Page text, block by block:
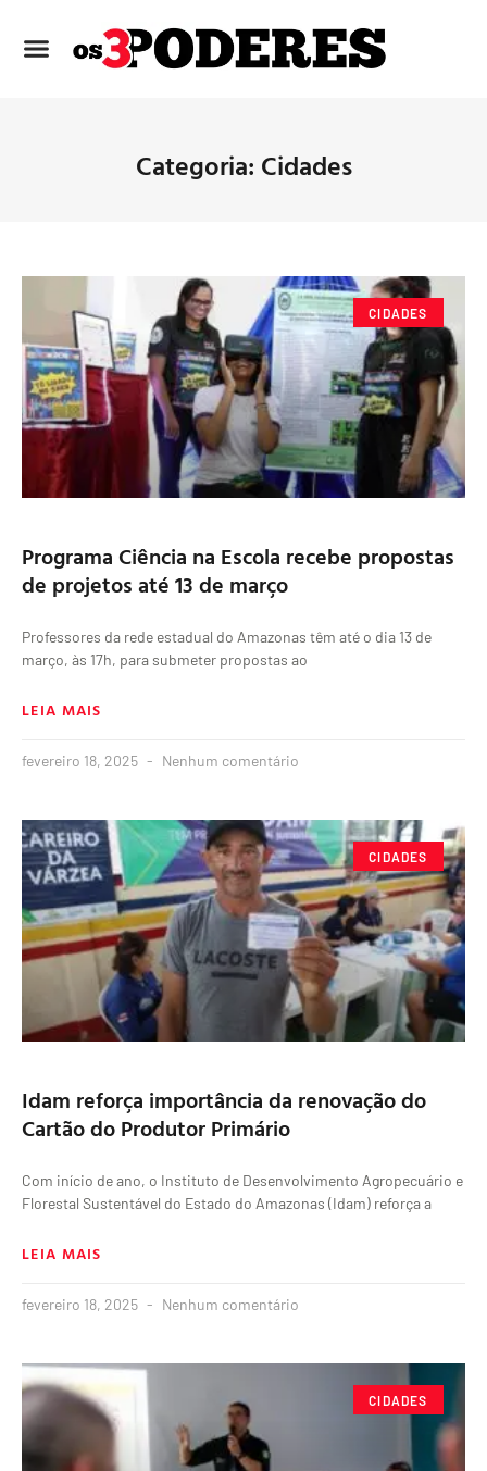
Categoria: Cidades
CIDADES
Programa Ciência na Escola recebe propostas
de projetos até 13 de março
Professores da rede estadual do Amazonas têm até o dia 13 de
março, às 17h, para submeter propostas ao
LEIA MAIS
fevereiro 18, 2025 Nenhum comentário
CIDADES
Idam reforça importância da renovação do
Cartão do Produtor Primário
Com início de ano, o Instituto de Desenvolvimento Agropecuário e
Florestal Sustentável do Estado do Amazonas (Idam) reforça a
LEIA MAIS
fevereiro 18, 2025 Nenhum comentário
CIDADES